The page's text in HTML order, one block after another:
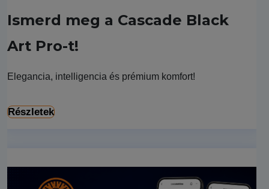
Ismerd meg a Cascade Black
Art Pro-t!
Elegancia, intelligencia és prémium komfort!
Részletek